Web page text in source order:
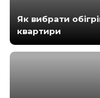
Як вибрати
квартири